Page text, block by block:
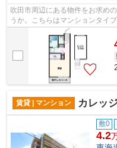
吹田市周辺にある物件をお求め
うか。こちらはマンションタイ
ます。広々と空間を使える鉄骨
賃貸 | マンション カレッ
敷0
4.2